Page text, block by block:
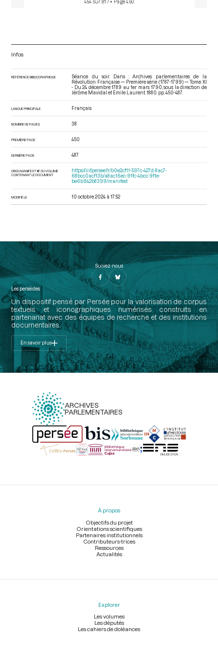
454 sur 817 • Page 450
Infos
RÉFÉRENCE BIBLIOGRAPHIQUE
Séance du soir. Dans : Archives parlementaires de la
Révolution Française — Première série (1787-1799) — Tome XI
- Du 24 décembre 1789 au 1er mars 1790 , sous la direction de
Jérôme Mavidal et Emile Laurent. 1880. pp. 450-487.
LANGUE PRINCIPALE Français
NOMBRE DE PAGES 38
PREMIÈRE PAGE 450
DERNIÈRE PAGE 487
URI DU MANIFEST IIIF DU VOLUME
CONTENANT LE DOCUMENT
https://iiif.persee.fr/b0e2cf11-597c-427d-8ac7-
68bcc0acf13b/a8ac16ec-91fc-4bcc-9f1e-
be6b942b8399/manifest
MODIFIÉ LE 10 octobre 2024 à 17:52
Suivez-nous
Les perséides
Un dispositif pensé par Persée pour la valorisation de corpus
textuels et iconographiques numérisés construits en
partenariat avec des équipes de recherche et des institutions
documentaires.
En savoir plus
ARCHIVES
PARLEMENTAIRES
Menu
À propos
Objectifs du projet
Orientations scientifiques
Partenaires institutionnels
Contributeurs-trices
Ressources
Actualités
Explorer
Les volumes
Les députés
Les cahiers de doléances